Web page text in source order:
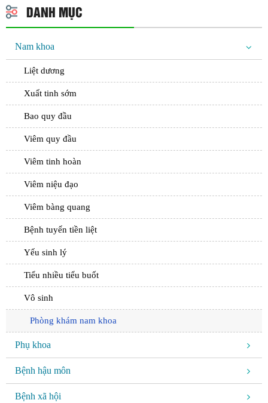
DANH MỤC
Nam khoa
Liệt dương
Xuất tinh sớm
Bao quy đầu
Viêm quy đầu
Viêm tinh hoàn
Viêm niệu đạo
Viêm bàng quang
Bệnh tuyến tiền liệt
Yếu sinh lý
Tiểu nhiều tiểu buốt
Vô sinh
Phòng khám nam khoa
Phụ khoa
Bệnh hậu môn
Bệnh xã hội